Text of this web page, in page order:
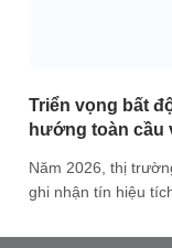
Triển vọng bất
hướng toàn cầu
Năm 2026, thị
ghi nhận tín hiệu
biệt là công nghệ